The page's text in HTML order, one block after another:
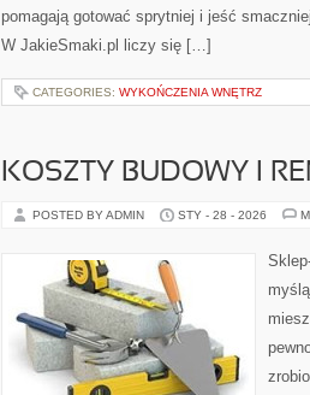
pomagają gotować sprytniej i jeść
W JakieSmaki.pl liczy się […]
CATEGORIES: WYKOŃCZENIA WNĘTRZ
KOSZTY BUDOWY I
POSTED BY ADMIN STY - 28 - 2026